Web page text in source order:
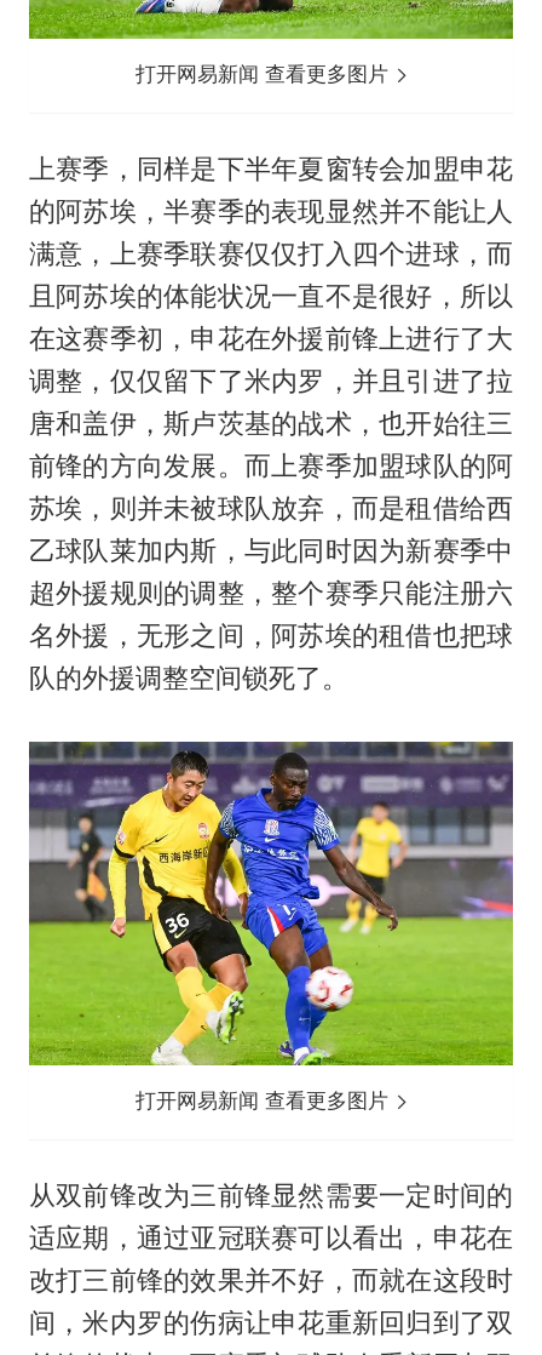
打开网易新闻 查看更多图片
上赛季，同样是下半年夏窗转会加盟申花
的阿苏埃，半赛季的表现显然并不能让人
满意，上赛季联赛仅仅打入四个进球，而
且阿苏埃的体能状况一直不是很好，所以
在这赛季初，申花在外援前锋上进行了大
调整，仅仅留下了米内罗，并且引进了拉
唐和盖伊，斯卢茨基的战术，也开始往三
前锋的方向发展。而上赛季加盟球队的阿
苏埃，则并未被球队放弃，而是租借给西
乙球队莱加内斯，与此同时因为新赛季中
超外援规则的调整，整个赛季只能注册六
名外援，无形之间，阿苏埃的租借也把球
队的外援调整空间锁死了。
打开网易新闻 查看更多图片
从双前锋改为三前锋显然需要一定时间的
适应期，通过亚冠联赛可以看出，申花在
改打三前锋的效果并不好，而就在这段时
间，米内罗的伤病让申花重新回归到了双